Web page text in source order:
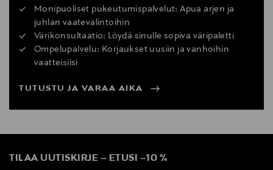
Monipuoliset pukeutumispalvelut: Apua arjen ja
juhlan vaatevalintoihin
Värikonsultaatio: Löydä sinulle sopiva väripaletti
Ompelupalvelu: Korjaukset uusiin ja vanhoihin
vaatteisiisi
TUTUSTU JA VARAA AIKA
TILAA UUTISKIRJE – ETUSI –10 %